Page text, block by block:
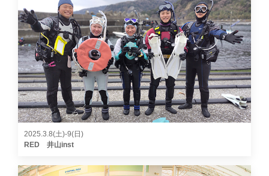
2025.3.8(土)-9(日)
RED 井山inst